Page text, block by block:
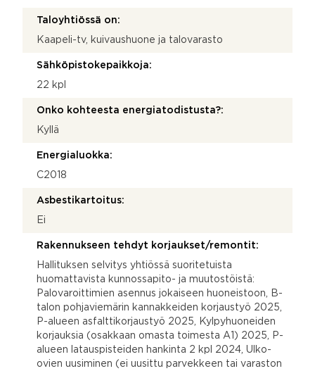
Taloyhtiössä on:
Kaapeli-tv, kuivaushuone ja talovarasto
Sähköpistokepaikkoja:
22 kpl
Onko kohteesta energiatodistusta?:
Kyllä
Energialuokka:
C2018
Asbestikartoitus:
Ei
Rakennukseen tehdyt korjaukset/remontit:
Hallituksen selvitys yhtiössä suoritetuista
huomattavista kunnossapito- ja muutostöistä:
Palovaroittimien asennus jokaiseen huoneistoon, B-
talon pohjaviemärin kannakkeiden korjaustyö 2025,
P-alueen asfalttikorjaustyö 2025, Kylpyhuoneiden
korjauksia (osakkaan omasta toimesta A1) 2025, P-
alueen latauspisteiden hankinta 2 kpl 2024, Ulko-
ovien uusiminen (ei uusittu parvekkeen tai varaston